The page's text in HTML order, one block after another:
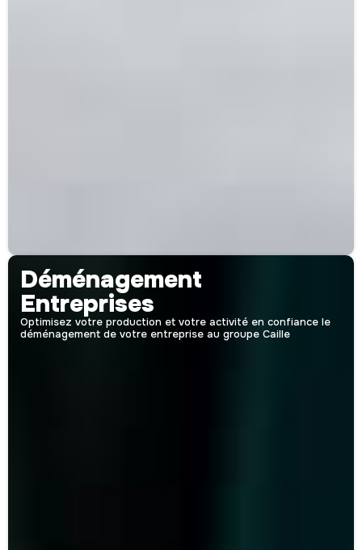
Déménagement
Entreprises
Optimisez votre production et votre activité en confiance le
déménagement de votre entreprise au groupe Caille